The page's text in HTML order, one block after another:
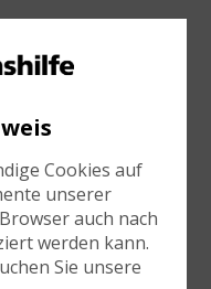
Cookies auf
unserer
auch nach
werden kann.
Sie unsere